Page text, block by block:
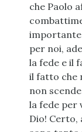
che Paolo
importante
per noi,
la fede e il
il fatto che
non
la fede per
Dio!